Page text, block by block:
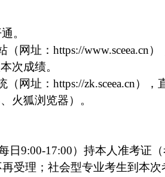
。
网址：https://www.sceea.cn）
次成绩。
网址：https://zk.sceea.cn），
火狐浏览器）。
日9:00-17:00）持本人准考证
受理；社会型专业考生到本次